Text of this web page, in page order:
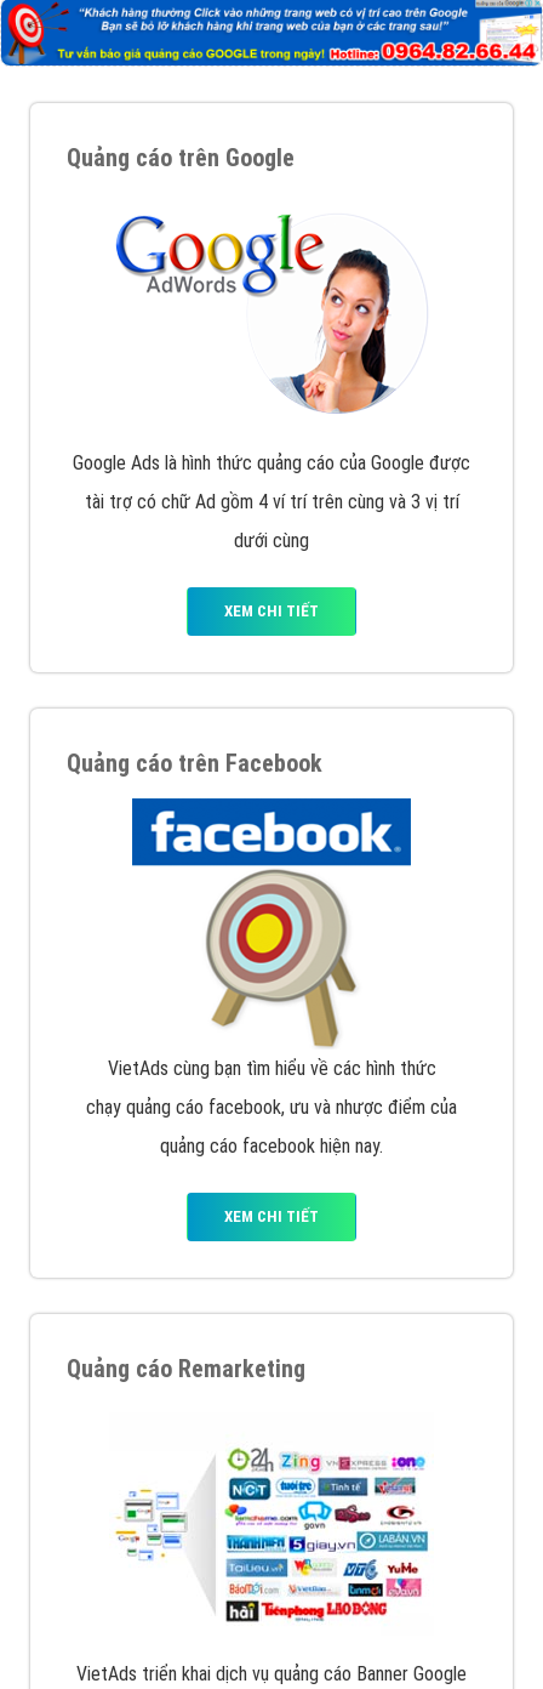
Quảng cáo trên Google
Google Ads là hình thức quảng cáo của Google được
tài trợ có chữ Ad gồm 4 ví trí trên cùng và 3 vị trí
dưới cùng
XEM CHI TIẾT
Quảng cáo trên Facebook
VietAds cùng bạn tìm hiểu về các hình thức
chạy quảng cáo facebook, ưu và nhược điểm của
quảng cáo facebook hiện nay.
XEM CHI TIẾT
Quảng cáo Remarketing
VietAds triển khai dịch vụ quảng cáo Banner Google